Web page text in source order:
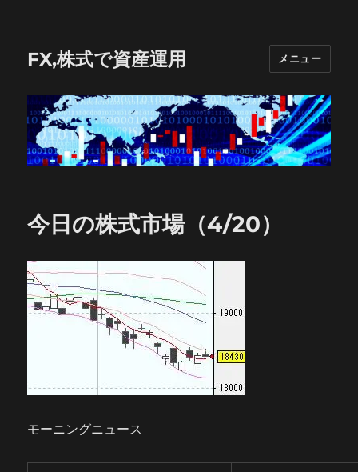
FX,株式で資産運用 メニュー
今日の株式市場（4/20）
モーニングニュース